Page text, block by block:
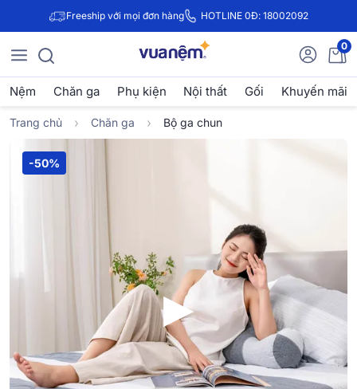
Freeship với mọi đơn hàng HOTLINE 0Đ: 18002092
0
Nệm Chăn ga Phụ kiện Nội thất Gối Khuyến mãi
Trang chủ Chăn ga Bộ ga chun
-50%
▶